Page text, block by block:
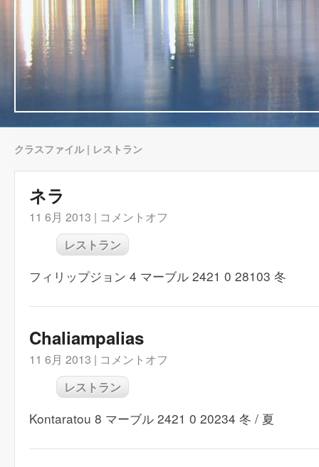
クラスファイル | レストラン
ネラ
11 6月 2013 | コメントオフ
レストラン
フィリップジョン 4 マーブル 2421 0 28103 冬
Chaliampalias
11 6月 2013 | コメントオフ
レストラン
Kontaratou 8 マーブル 2421 0 20234 冬 / 夏